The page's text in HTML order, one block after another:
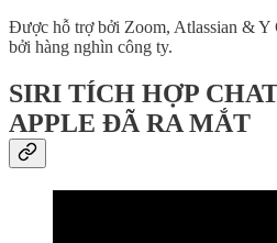
Được hỗ trợ bởi Zoom, Atlassian & Y
bởi hàng nghìn công ty.
SIRI TÍCH HỢP
APPLE ĐÃ RA MẮT